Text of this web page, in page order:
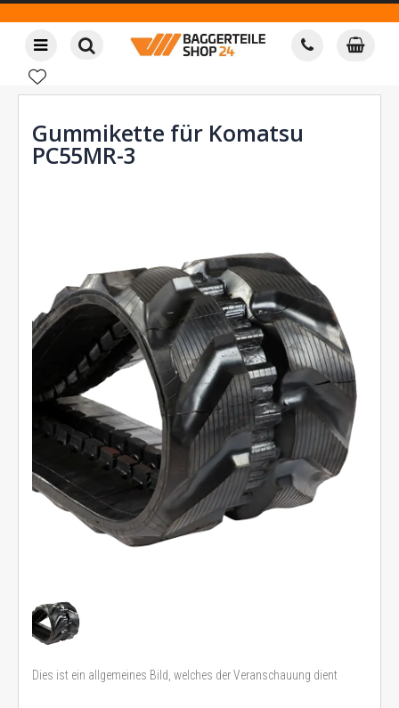
Gummikette für Komatsu
PC55MR-3
Dies ist ein allgemeines Bild, welches der Veranschauung dient